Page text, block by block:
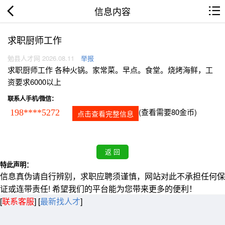
信息内容
求职厨师工作
勉县人才网 2026.08.11 举报
求职厨师工作 各种火锅。家常菜。早点。食堂。烧烤海鲜，工
资要求6000以上
联系人手机/微信：
198****5272 点击查看完整信息 (查看需要80金币)
特此声明：
信息真伪请自行辨别，求职应聘须谨慎，网站对此不承担任何保
证或连带责任! 希望我们的平台能为您带来更多的便利！
[联系客服] [最新找人才]